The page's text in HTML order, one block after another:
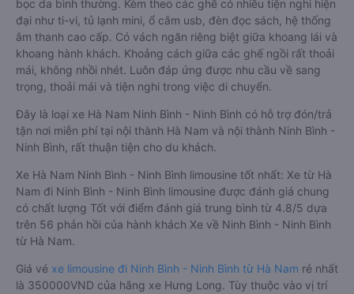
bọc da bình thường. Kèm theo các ghế có nhiều tiện nghi hiện
đại như ti-vi, tủ lạnh mini, ổ cắm usb, đèn đọc sách, hệ thống
âm thanh cao cấp. Có vách ngăn riêng biệt giữa khoang lái và
khoang hành khách. Khoảng cách giữa các ghế ngồi rất thoải
mái, không nhồi nhét. Luôn đáp ứng được nhu cầu về sang
trọng, thoải mái và tiện nghi trong việc di chuyển.
Đây là loại xe Hà Nam Ninh Bình - Ninh Bình có hỗ trợ đón/trả
tận nơi miễn phí tại nội thành Hà Nam và nội thành Ninh Bình -
Ninh Bình, rất thuận tiện cho du khách.
Xe Hà Nam Ninh Bình - Ninh Bình limousine tốt nhất: Xe từ Hà
Nam đi Ninh Bình - Ninh Bình limousine được đánh giá chung
có chất lượng Tốt với điểm đánh giá trung bình từ 4.8/5 dựa
trên 56 phản hồi của hành khách Xe về Ninh Bình - Ninh Bình
từ Hà Nam.
Giá vé xe limousine đi Ninh Bình - Ninh Bình từ Hà Nam rẻ nhất
là 350000VND của hãng xe Hưng Long. Tùy thuộc vào vị trí